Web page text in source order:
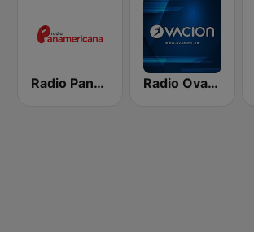
Radio Panamericana Radio Ovación